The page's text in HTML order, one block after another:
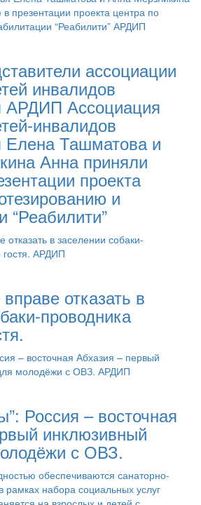
ассоциации
инвалидов
АРДИП Ассоциация
инвалидов
Елена Ташматова и
Анна приняли
проекта
и
“Реабилити”
отказать в
проводника
Россия – восточная
инклюзивный
с ОВЗ.